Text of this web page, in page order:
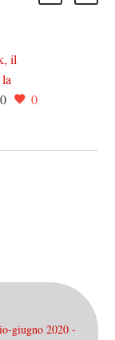
il
0 0
giugno 2020 -